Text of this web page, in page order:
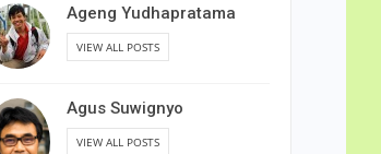
Ageng Yudhapratama
VIEW ALL POSTS
Agus Suwignyo
VIEW ALL POSTS